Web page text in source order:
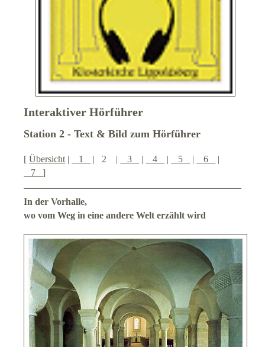
Führungen
Geschichte der Kirche
Baugeschichte
Herberge (extern)
Historisches Weserbergland
Reisesegen für Gäste
Impressum
Interaktiver Hörführer
Station 2 - Text & Bild zum Hörführer
[Übersicht | 1 | 2 | 3 | 4 | 5 | 6
|
7]
In der Vorhalle,
wo vom Weg in eine andere Welt erzählt wird